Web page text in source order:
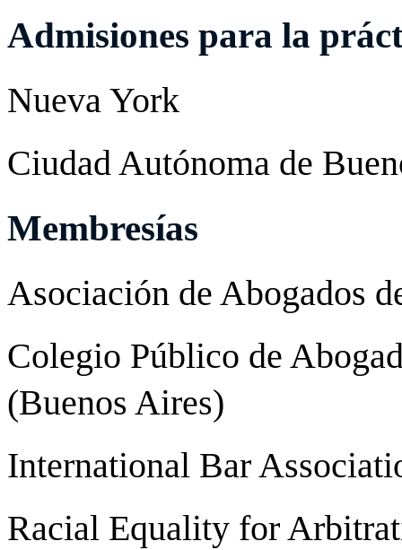
Admisiones para la
Nueva York
Ciudad Autónoma de
Membresías
Asociación de Abogados
Colegio Público de
(Buenos Aires)
International Bar
Racial Equality for